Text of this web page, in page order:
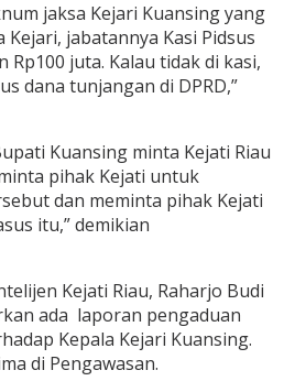
jaksa Kejari Kuansing yang
jabatannya Kasi Pidsus
juta. Kalau tidak di kasi,
dana tunjangan di DPRD,”
Kuansing minta Kejati Riau
pihak Kejati untuk
dan meminta pihak Kejati
itu,” demikian
Kejati Riau, Raharjo Budi
ada laporan pengaduan
Kepala Kejari Kuansing.
di Pengawasan.